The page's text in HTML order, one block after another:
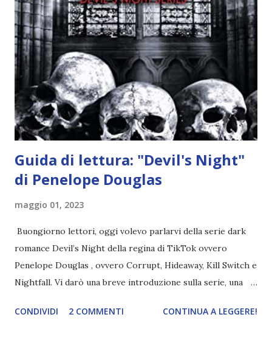
l'angelo non ha intenzione di fare una strage, piuttosto è lì
per avvertili che Mikael non è più "l'angelo puro" che
credono e che potrebbe aver ucciso altri mezzi angeli, tipo
Rafael. A quelle parole, Haniel seguito da altri ibridi, si reca
nell'appartamento, senza risultati. Infine cercano nella
chiesetta. Lì trovano Rafael alle prese con gli angeli puri,
ma questa volta ...
Guida di lettura: "Devil's Night"
di Penelope Douglas
maggio 01, 2023
Buongiorno lettori, oggi volevo parlarvi della serie dark
romance Devil’s Night della regina di TikTok ovvero
Penelope Douglas , ovvero Corrupt, Hideaway, Kill Switch e
Nightfall. Vi darò una breve introduzione sulla serie, una
e anche un breve commento sui libri singoli. I libri sono in
CONDIVIDI 2 COMMENTI CONTINUA A LEGGERE!